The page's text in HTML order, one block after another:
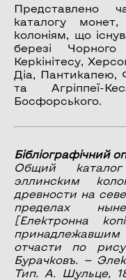
Представлено
каталогу
колоніям, що
березі
Керкінітесу,
Діа, Пантикапею,
та Агріппеї-
Босфорського.
Бібліографічний
Общий
эллинским
древности на
пределах
[Електронна
отчасти по
Бурачковъ. —
Тип. А. Шульце,